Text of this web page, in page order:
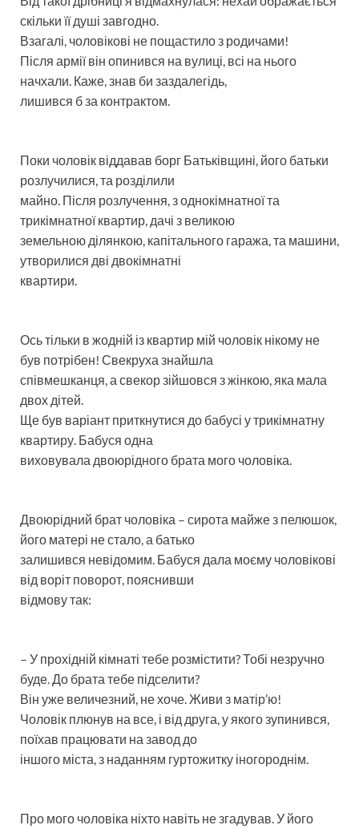
скільки її душі завгодно.
Взагалі, чоловікові не пощастило з родичами!
Після армії він опинився на вулиці, всі на нього
начхали. Каже, знав би заздалегідь,
лишився б за контрактом.
Поки чоловік віддавав борг Батьківщині, його батьки
розлучилися, та розділили
майно. Після розлучення, з однокімнатної та
трикімнатної квартир, дачі з великою
земельною ділянкою, капітального гаража, та машини,
утворилися дві двокімнатні
квартири.
Ось тільки в жодній із квартир мій чоловік нікому не
був потрібен! Свекруха знайшла
співмешканця, а свекор зійшовся з жінкою, яка мала
двох дітей.
Ще був варіант приткнутися до бабусі у трикімнатну
квартиру. Бабуся одна
виховувала двоюрідного брата мого чоловіка.
Двоюрідний брат чоловіка – сирота майже з пелюшок,
його матері не стало, а батько
залишився невідомим. Бабуся дала моєму чоловікові
від воріт поворот, пояснивши
відмову так:
– У прохідній кімнаті тебе розмістити? Тобі незручно
буде. До брата тебе підселити?
Він уже величезний, не хоче. Живи з матір’ю!
Чоловік плюнув на все, і від друга, у якого зупинився,
поїхав працювати на завод до
іншого міста, з наданням гуртожитку іногороднім.
Про мого чоловіка ніхто навіть не згадував. У його